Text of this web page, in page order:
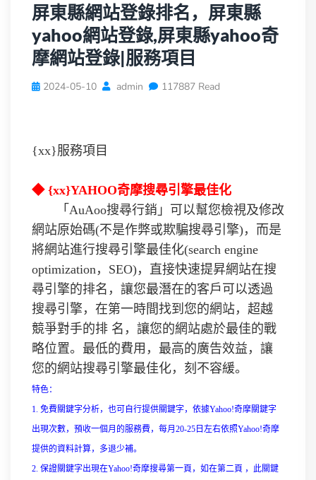
屏東縣網站登錄排名，屏東縣
yahoo網站登錄,屏東縣yahoo奇
摩網站登錄|服務項目
2024-05-10 admin 117887 Read
{xx}服務項目
◆ {xx}YAHOO奇摩搜尋引擎最佳化
「AuAoo搜尋行銷」可以幫您檢視及修改
網站原始碼(不是作弊或欺騙搜尋引擎)，而是
將網站進行搜尋引擎最佳化(search engine
optimization，SEO)，直接快速提昇網站在搜
尋引擎的排名，讓您最潛在的客戶可以透過
搜尋引擎，在第一時間找到您的網站，超越
競爭對手的排 名，讓您的網站處於最佳的戰
略位置。最低的費用，最高的廣告效益，讓
您的網站搜尋引擎最佳化，刻不容緩。
特色：
1. 免費關鍵字分析，也可自行提供關鍵字，依據Yahoo!奇摩關鍵字
出現次數，預收一個月的服務費，每月20-25日左右依照Yahoo!奇摩
提供的資料計算，多退少補。
2. 保證關鍵字出現在Yahoo!奇摩搜尋第一頁，如在第二頁 ，此關鍵